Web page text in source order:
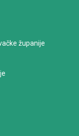
županije